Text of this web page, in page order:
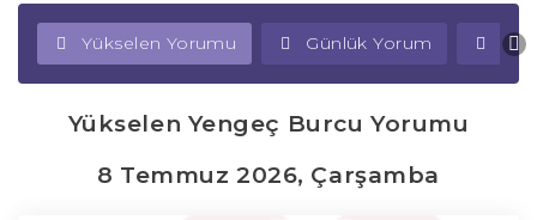
Yükselen Yorumu Günlük Yorum
Yükselen Yengeç Burcu Yorumu
8 Temmuz 2026, Çarşamba